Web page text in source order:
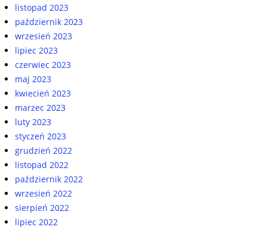
listopad 2023
październik 2023
wrzesień 2023
lipiec 2023
czerwiec 2023
maj 2023
kwiecień 2023
marzec 2023
luty 2023
styczeń 2023
grudzień 2022
listopad 2022
październik 2022
wrzesień 2022
sierpień 2022
lipiec 2022